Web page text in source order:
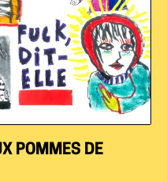
POMMES DE